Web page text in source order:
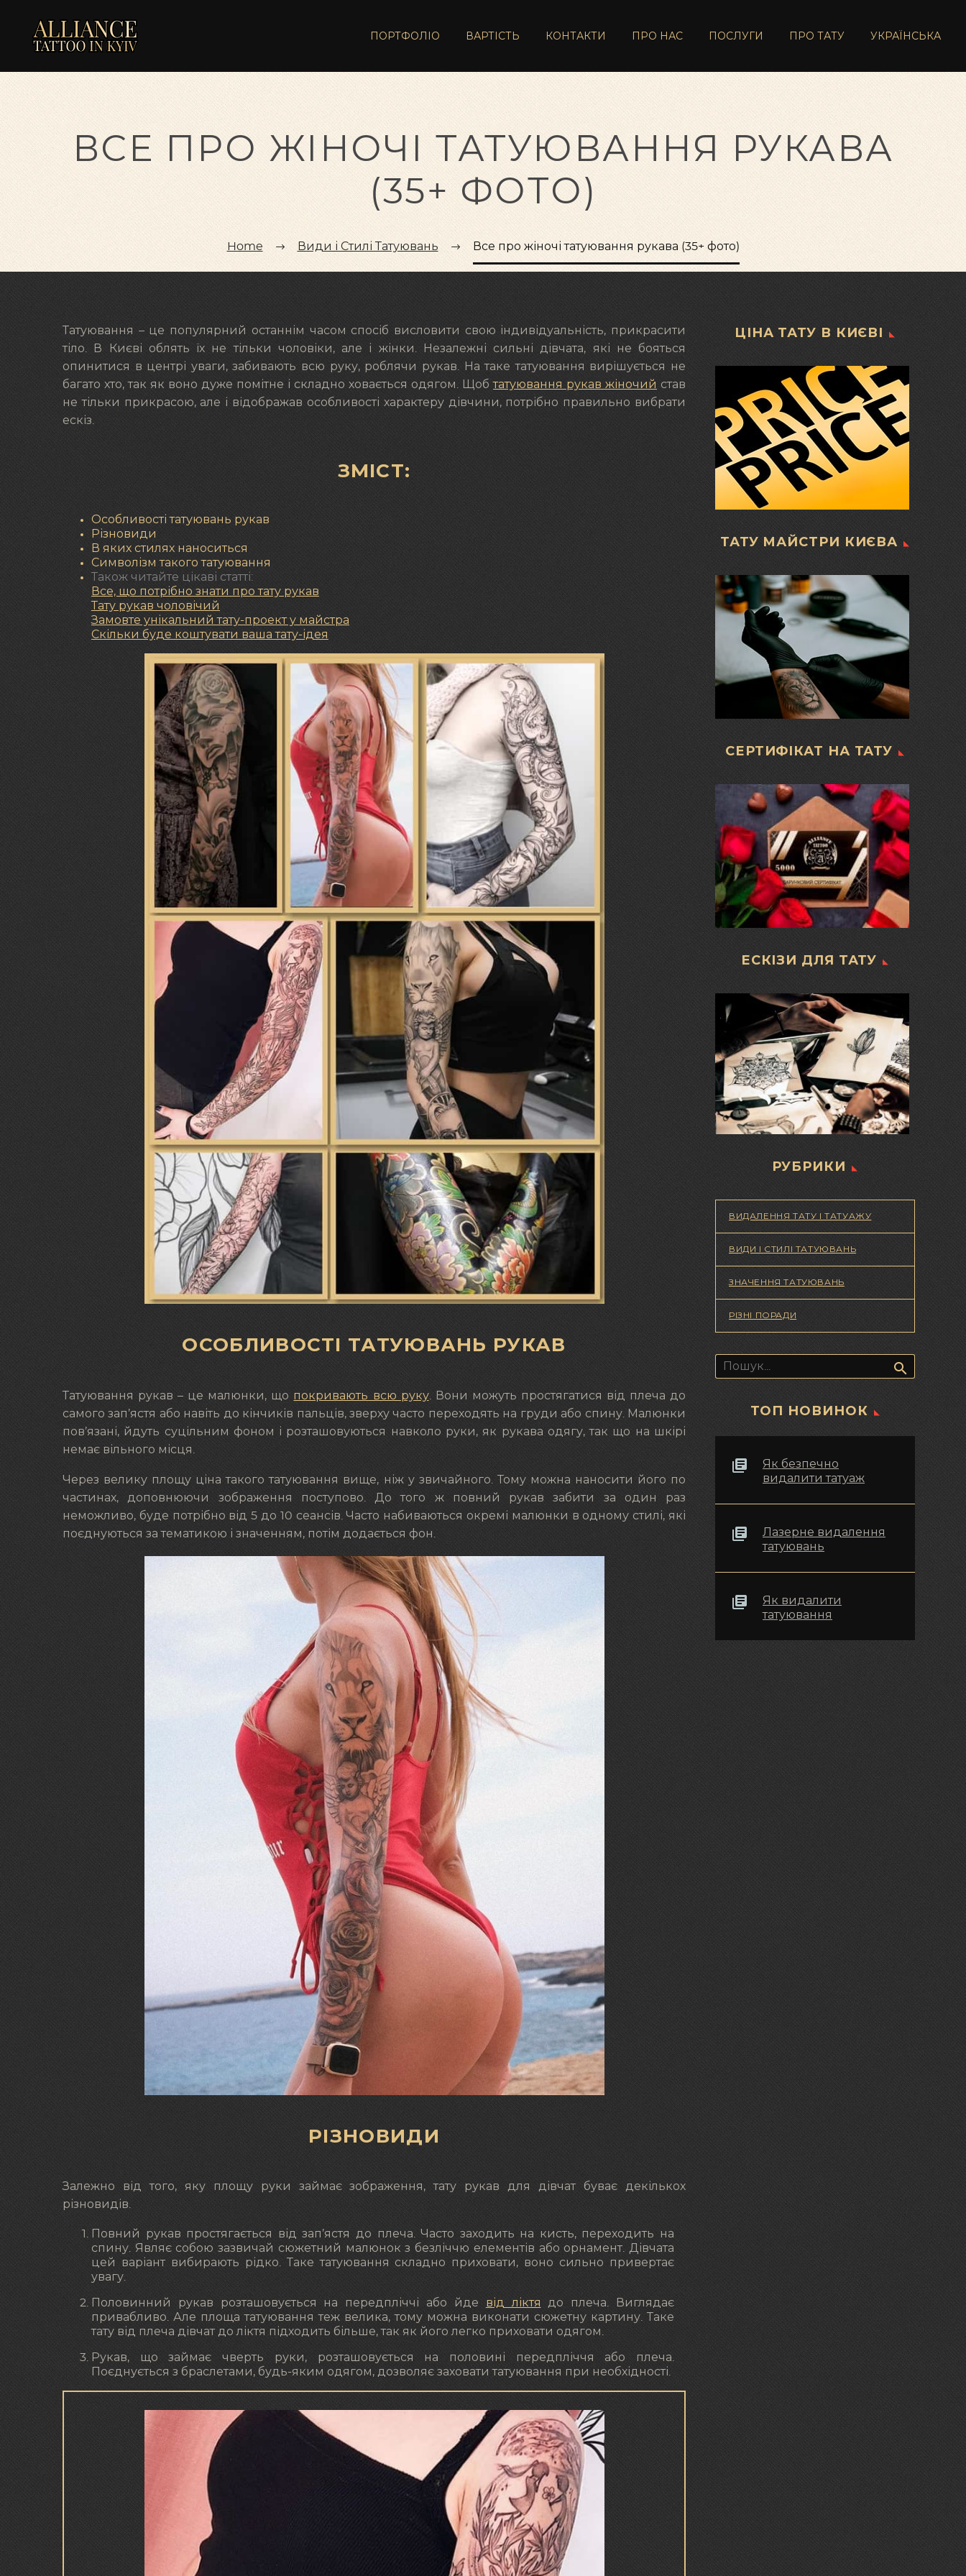
ПОРТФОЛІО ВАРТІСТЬ КОНТАКТИ ПРО НАС ПОСЛУГИ ПРО ТАТУ УКРАЇНСЬКА
ВСЕ ПРО ЖІНОЧІ ТАТУЮВАННЯ РУКАВА
(35+ ФОТО)
Home Види і Стилі Татуювань Все про жіночі татуювання рукава (35+ фото)
Татуювання – це популярний останнім часом спосіб висловити свою індивідуальність, прикрасити
тіло. В Києві облять їх не тільки чоловіки, але і жінки. Незалежні сильні дівчата, які не бояться
опинитися в центрі уваги, забивають всю руку, роблячи рукав. На таке татуювання вирішується не
багато хто, так як воно дуже помітне і складно ховається одягом. Щобтатуювання рукав жіночийстав
не тільки прикрасою, але і відображав особливості характеру дівчини, потрібно правильно вибрати
ескіз.
ЗМІСТ:
Особливості татуювань рукав
Різновиди
В яких стилях наноситься
Символізм такого татуювання
Також читайте цікаві статті:
Все, що потрібно знати про тату рукав
Тату рукав чоловічий
Замовте унікальний тату-проект у майстра
Скільки буде коштувати ваша тату-ідея
ОСОБЛИВОСТІ ТАТУЮВАНЬ РУКАВ
Татуювання рукав – це малюнки, що покривають всю руку. Вони можуть простягатися від плеча до
самого зап’ястя або навіть до кінчиків пальців, зверху часто переходять на груди або спину. Малюнки
пов’язані, йдуть суцільним фоном і розташовуються навколо руки, як рукава одягу, так що на шкірі
немає вільного місця.
Через велику площу ціна такого татуювання вище, ніж у звичайного. Тому можна наносити його по
частинах, доповнюючи зображення поступово. До того ж повний рукав забити за один раз
неможливо, буде потрібно від 5 до 10 сеансів. Часто набиваються окремі малюнки в одному стилі, які
поєднуються за тематикою і значенням, потім додається фон.
РІЗНОВИДИ
Залежно від того, яку площу руки займає зображення, тату рукав для дівчат буває декількох
різновидів.
Повний рукав простягається від зап’ястя до плеча. Часто заходить на кисть, переходить на
спину. Являє собою зазвичай сюжетний малюнок з безліччю елементів або орнамент. Дівчата
цей варіант вибирають рідко. Таке татуювання складно приховати, воно сильно привертає
увагу.
Половинний рукав розташовується на передпліччі або йде від ліктя до плеча. Виглядає
привабливо. Але площа татуювання теж велика, тому можна виконати сюжетну картину. Таке
тату від плеча дівчат до ліктя підходить більше, так як його легко приховати одягом.
Рукав, що займає чверть руки, розташовується на половині передпліччя або плеча.
Поєднується з браслетами, будь-яким одягом, дозволяє заховати татуювання при необхідності.
ЦІНА ТАТУ В КИЄВІ
ТАТУ МАЙСТРИ КИЄВА
СЕРТИФІКАТ НА ТАТУ
ЕСКІЗИ ДЛЯ ТАТУ
РУБРИКИ
ВИДАЛЕННЯ ТАТУ І ТАТУАЖУ
ВИДИ І СТИЛІ ТАТУЮВАНЬ
ЗНАЧЕННЯ ТАТУЮВАНЬ
РІЗНІ ПОРАДИ
Пошук:
ТОП НОВИНОК
Як безпечно
видалити татуаж
Лазерне видалення
татуювань
Як видалити
татуювання